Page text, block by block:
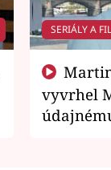
SERIÁLY A
vyvrhel